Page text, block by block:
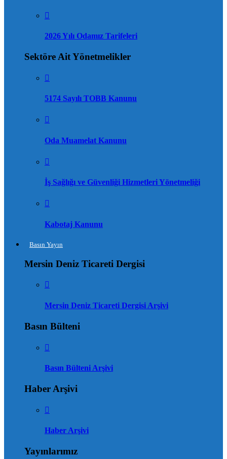
2026 Yılı Odamız Tarifeleri
Sektöre Ait Yönetmelikler
5174 Sayılı TOBB Kanunu
Oda Muamelat Kanunu
İş Sağlığı ve Güvenliği Hizmetleri Yönetmeliği
Kabotaj Kanunu
Basın Yayın
Mersin Deniz Ticareti Dergisi
Mersin Deniz Ticareti Dergisi Arşivi
Basın Bülteni
Basın Bülteni Arşivi
Haber Arşivi
Haber Arşivi
Yayınlarımız